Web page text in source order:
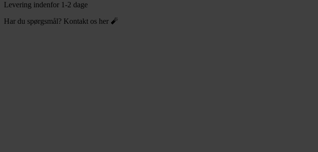
Levering indenfor 1-2 dage
Har du spørgsmål? Kontakt os her 🧨